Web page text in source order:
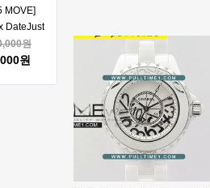
데이져
토매틱
에디션
MOVE]
DateJust
126334
ERF
원
원